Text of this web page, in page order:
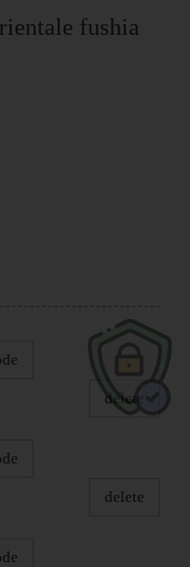
fushia
delete
delete